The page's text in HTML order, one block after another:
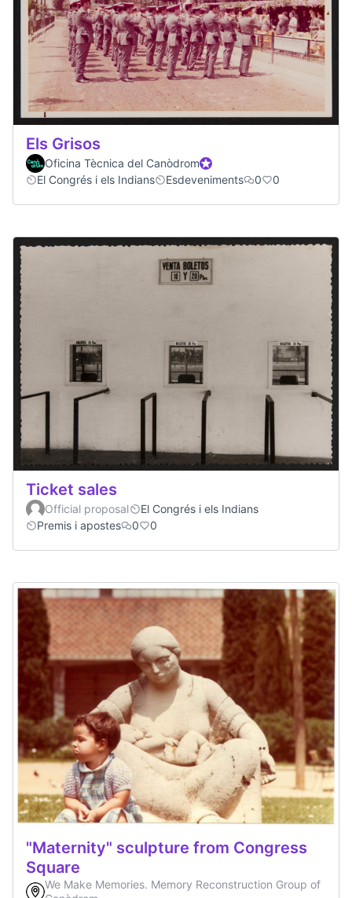
Els Grisos
Oficina Tècnica del CanòdromOfficial participant
El Congrés i els Indians
Esdeveniments 0 0
Ticket sales
Official proposal
El Congrés i els Indians
Premis i apostes
0 0
"Maternity" sculpture from Congress
Square
We Make Memories. Memory Reconstruction Group of